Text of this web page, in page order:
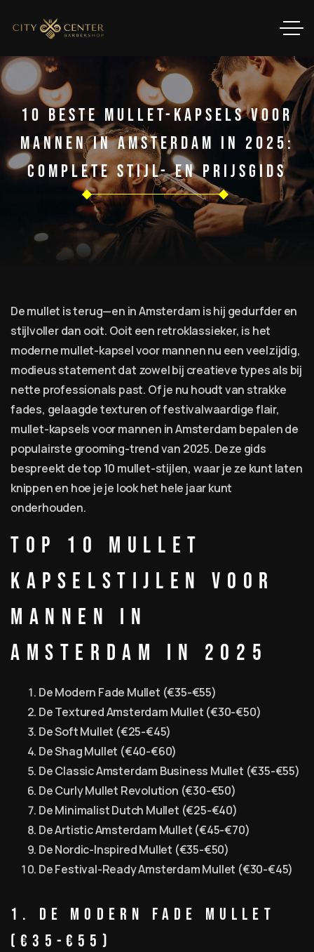
10 Beste Mullet-Kapsels Voor
Mannen In Amsterdam In 2025:
Complete Stijl- En Prijsgids
De mullet is terug—en in Amsterdam is hij gedurfder en
stijlvoller dan ooit. Ooit een retroklassieker, is het
moderne mullet-kapsel voor mannen nu een veelzijdig,
modieus statement dat zowel bij creatieve types als bij
nette professionals past. Of je nu houdt van strakke
fades, gelaagde texturen of festivalwaardige flair,
mullet-kapsels voor mannen in Amsterdam bepalen de
populairste grooming-trend van 2025. Deze gids
bespreekt de top 10 mullet-stijlen, waar je ze kunt laten
knippen en hoe je je look het hele jaar kunt
onderhouden.
Top 10 Mullet
Kapselstijlen voor
Mannen in
Amsterdam in 2025
De Modern Fade Mullet (€35-€55)
De Textured Amsterdam Mullet (€30-€50)
De Soft Mullet (€25-€45)
De Shag Mullet (€40-€60)
De Classic Amsterdam Business Mullet (€35-€55)
De Curly Mullet Revolution (€30-€50)
De Minimalist Dutch Mullet (€25-€40)
De Artistic Amsterdam Mullet (€45-€70)
De Nordic-Inspired Mullet (€35-€50)
De Festival-Ready Amsterdam Mullet (€30-€45)
1. De Modern Fade Mullet
(€35-€55)